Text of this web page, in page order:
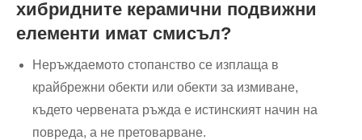
хибридните керамични подвижни
елементи имат смисъл?
Неръждаемото стопанство се изплаща в
крайбрежни обекти или обекти за измиване,
където червената ръжда е истинският начин на
повреда, а не претоварване.